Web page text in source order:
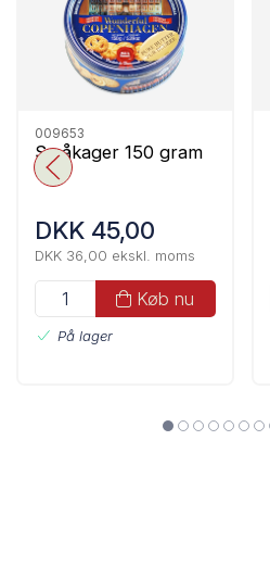
009653
Småkager 150 gram
DKK 45,00
DKK 36,00 ekskl. moms
Køb nu
På lager